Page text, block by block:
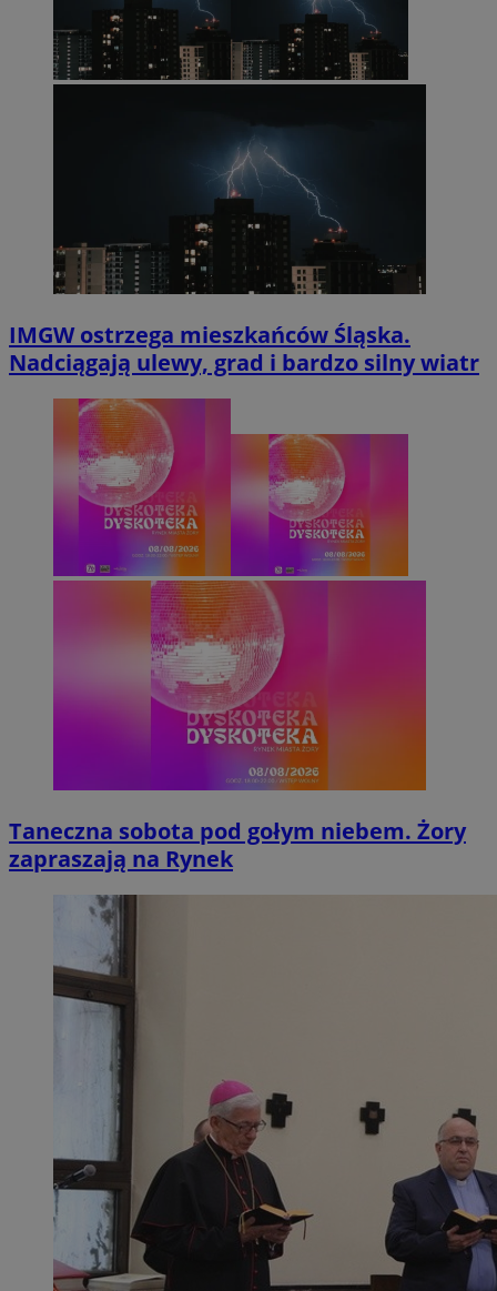
IMGW ostrzega mieszkańców Śląska.
Nadciągają ulewy, grad i bardzo silny wiatr
Taneczna sobota pod gołym niebem. Żory
zapraszają na Rynek